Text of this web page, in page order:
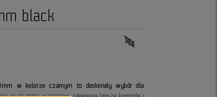
black
w kolorze czarnym to doskonały wybór dla
wyższemu wzniosowi zapewnia lepszą kontrolę i